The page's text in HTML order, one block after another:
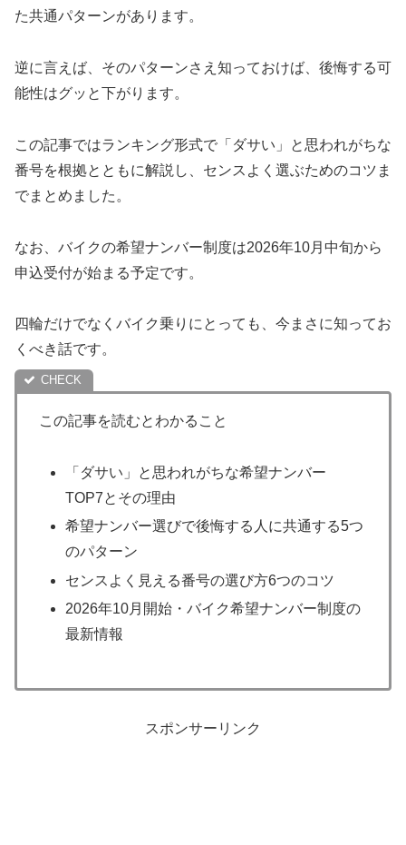
た共通パターンがあります。
逆に言えば、そのパターンさえ知っておけば、後悔する可
能性はグッと下がります。
この記事ではランキング形式で「ダサい」と思われがちな
番号を根拠とともに解説し、センスよく選ぶためのコツま
でまとめました。
なお、バイクの希望ナンバー制度は2026年10月中旬から
申込受付が始まる予定です。
四輪だけでなくバイク乗りにとっても、今まさに知ってお
くべき話です。
この記事を読むとわかること
「ダサい」と思われがちな希望ナンバー
TOP7とその理由
希望ナンバー選びで後悔する人に共通する5つ
のパターン
センスよく見える番号の選び方6つのコツ
2026年10月開始・バイク希望ナンバー制度の
最新情報
スポンサーリンク